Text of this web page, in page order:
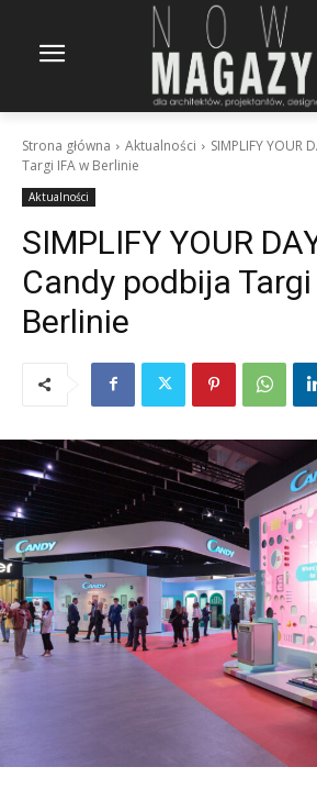
Strona główna Aktualności
SIMPLIFY
Targi IFA w Berlinie
Aktualności
SIMPLIFY YOUR
Candy podbija Targi
Berlinie